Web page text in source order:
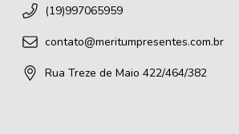
(19)997065959
contato@meritumpresentes.com.br
Rua Treze de Maio 422/464/382